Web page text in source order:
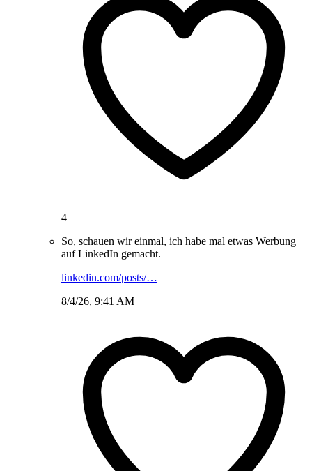
4
So, schauen wir einmal, ich habe mal etwas Werbung
auf LinkedIn gemacht.
linkedin.com/posts/…
8/4/26, 9:41 AM